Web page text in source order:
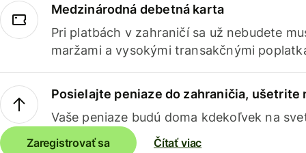
Medzinárodná debetná karta
Pri platbách v zahraničí sa už nebudete
maržami a vysokými transakčnými
Posielajte peniaze do zahraničia, ušetrite
Vaše peniaze budú doma kdekoľvek na
Zaregistrovať sa Čítať viac